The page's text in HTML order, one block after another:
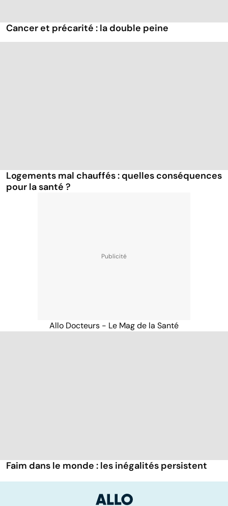
Cancer et précarité : la double peine
Logements mal chauffés : quelles conséquences
pour la santé ?
Allo Docteurs - Le Mag de la Santé
Faim dans le monde : les inégalités persistent